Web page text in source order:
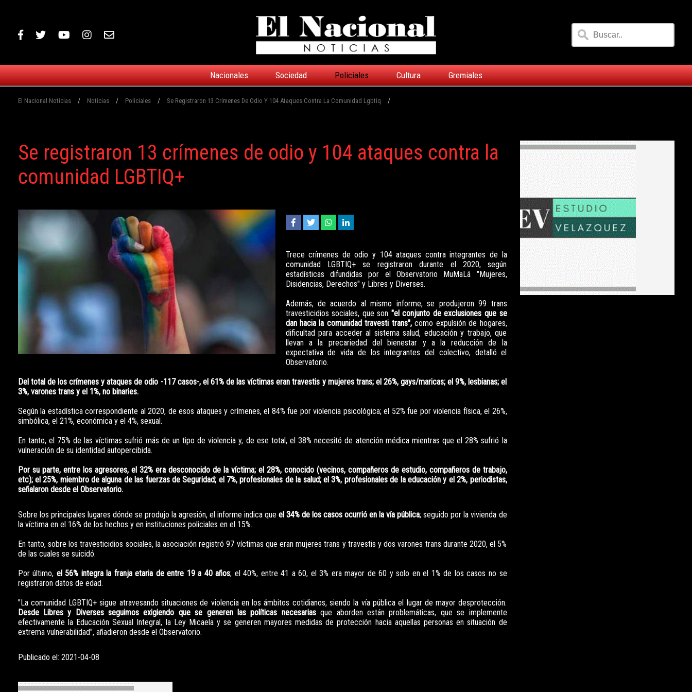
Nacionales Sociedad Policiales Cultura Gremiales
El Nacional Noticias / Noticias / Policiales / Se Registraron 13 Crimenes De Odio Y 104 Ataques Contra La Comunidad Lgbtiq /
Se registraron 13 crímenes de odio y 104 ataques contra la
comunidad LGBTIQ+
Trece crímenes de odio y 104 ataques contra integrantes de la
comunidad LGBTIQ+ se registraron durante el 2020, según
estadísticas difundidas por el Observatorio MuMaLá "Mujeres,
Disidencias, Derechos" y Libres y Diverses.
Además, de acuerdo al mismo informe, se produjeron 99 trans
travesticidios sociales, que son "el conjunto de exclusiones que se
dan hacia la comunidad travesti trans",como expulsión de hogares,
dificultad para acceder al sistema salud, educación y trabajo, que
llevan a la precariedad del bienestar y a la reducción de la
expectativa de vida de los integrantes del colectivo, detalló el
Observatorio.
Del total de los crímenes y ataques de odio -117 casos-, el 61% de las víctimas eran travestis y mujeres trans; el 26%, gays/maricas; el 9%, lesbianas; el
3%, varones trans y el 1%, no binaries.
Según la estadística correspondiente al 2020, de esos ataques y crímenes, el 84% fue por violencia psicológica; el 52% fue por violencia física, el 26%,
simbólica, el 21%, económica y el 4%, sexual.
En tanto, el 75% de las víctimas sufrió más de un tipo de violencia y, de ese total, el 38% necesitó de atención médica mientras que el 28% sufrió la
vulneración de su identidad autopercibida.
Por su parte, entre los agresores, el 32% era desconocido de la víctima; el 28%, conocido (vecinos, compañeros de estudio, compañeros de trabajo,
etc); el 25%, miembro de alguna de las fuerzas de Seguridad; el 7%, profesionales de la salud; el 3%, profesionales de la educación y el 2%, periodistas,
señalaron desde el Observatorio.
Sobre los principales lugares dónde se produjo la agresión, el informe indica que el 34% de los casos ocurrió en la vía pública; seguido por la vivienda de
la víctima en el 16% de los hechos y en instituciones policiales en el 15%.
En tanto, sobre los travesticidios sociales, la asociación registró 97 víctimas que eran mujeres trans y travestis y dos varones trans durante 2020, el 5%
de las cuales se suicidó.
Por último, el 56% integra la franja etaria de entre 19 a 40 años; el 40%, entre 41 a 60, el 3% era mayor de 60 y solo en el 1% de los casos no se
registraron datos de edad.
"La comunidad LGBTIQ+ sigue atravesando situaciones de violencia en los ámbitos cotidianos, siendo la vía pública el lugar de mayor desprotección.
Desde Libres y Diverses seguimos exigiendo que se generen las políticas necesariasque aborden están problemáticas, que se implemente
efectivamente la Educación Sexual Integral, la Ley Micaela y se generen mayores medidas de protección hacia aquellas personas en situación de
extrema vulnerabilidad", añadieron desde el Observatorio.
Publicado el: 2021-04-08